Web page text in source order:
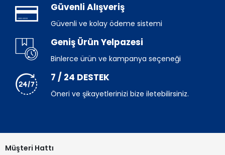
Güvenli Alışveriş
Güvenli ve kolay ödeme sistemi
Geniş Ürün Yelpazesi
Binlerce ürün ve kampanya seçeneği
7 / 24 DESTEK
Öneri ve şikayetlerinizi bize iletebilirsiniz.
Müşteri Hattı